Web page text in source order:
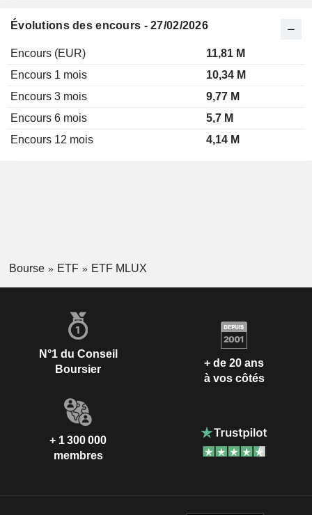
Évolutions des encours - 27/02/2026
Encours (EUR)
11,81 M
Encours 1 mois
10,34 M
Encours 3 mois
9,77 M
Encours 6 mois
5,7 M
Encours 12 mois
4,14 M
Bourse ETF ETF MLUX
N°1 du Conseil
Boursier
+ de 20 ans
à vos côtés
+ 1 300 000
membres